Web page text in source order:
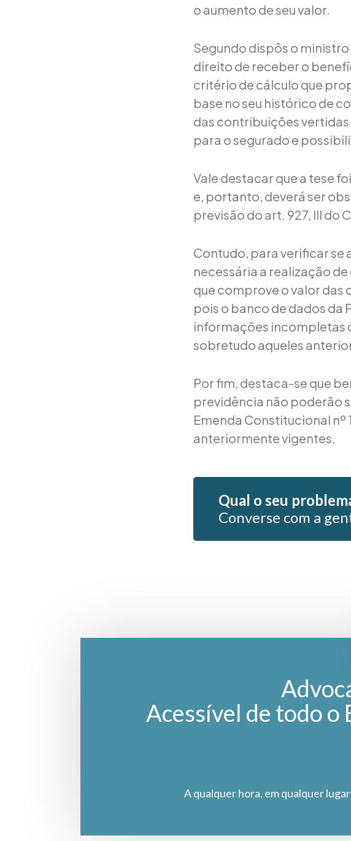
o aumento de seu valor.
Segundo dispôs o
direito de receber o
critério de cálculo que
base no seu histórico de
das contribuições vertidas
para o segurado e
Vale destacar que a tese
e, portanto, deverá ser
previsão do art. 927, III do
Contudo, para verificar se
necessária a realização
que comprove o valor das
pois o banco de dados da
informações incompletas
sobretudo aqueles
Por fim, destaca-se que
previdência não poderão
Emenda Constitucional
anteriormente vigentes.
Qual o seu
Converse com a
Acessível de todo o
A qualquer hora, em qualquer